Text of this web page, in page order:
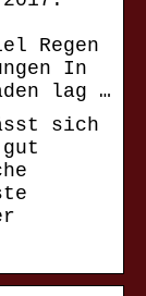
Regen
In
lag …
sich